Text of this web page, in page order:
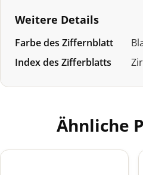
Weitere Details
Farbe des Ziffernblatt
Index des Zifferblatts
Ähnliche